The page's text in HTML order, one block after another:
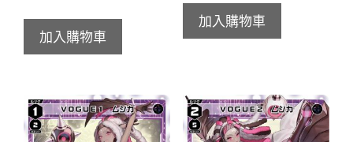
加入購物車
加入購物車